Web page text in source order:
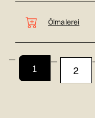
Ölmalerei
Seite 1 von 4
1 2